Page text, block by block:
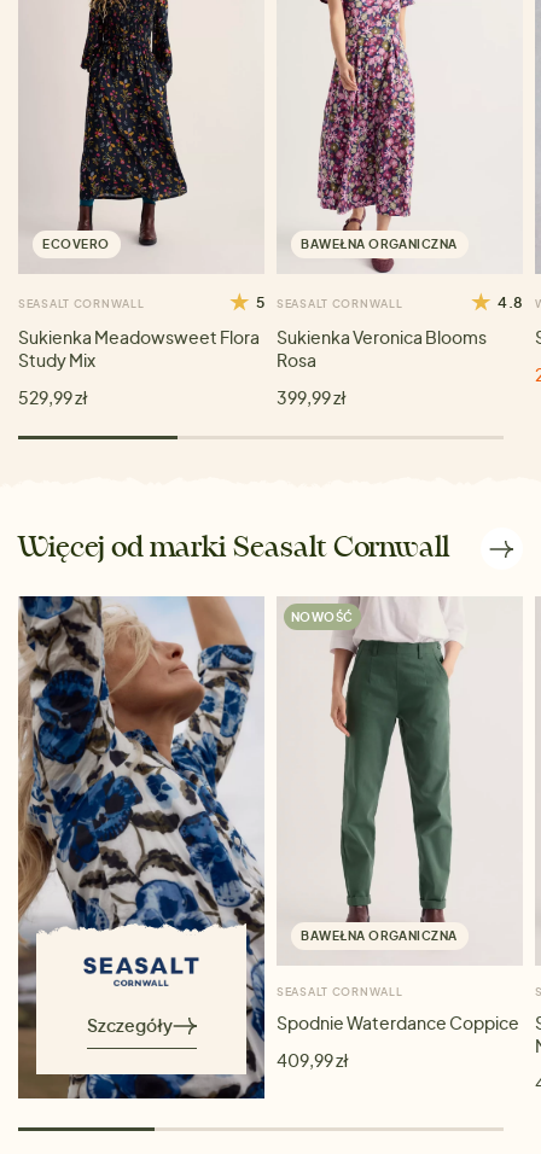
ECOVERO
SEASALT CORNWALL 5
Sukienka Meadowsweet Flora
Study Mix
529,99 zł
BAWEŁNA ORGANICZNA
SEASALT CORNWALL 4.8
Sukienka Veronica Blooms
Rosa
399,99 zł
Więcej od marki Seasalt Cornwall
Szczegóły
NOWOŚĆ
BAWEŁNA ORGANICZNA
SEASALT CORNWALL
Spodnie Waterdance Coppice
409,99 zł